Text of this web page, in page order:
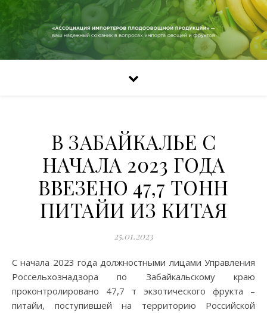
В ЗАБАЙКАЛЬЕ С
НАЧАЛА 2023 ГОДА
ВВЕЗЕНО 47,7 ТОНН
ПИТАЙИ ИЗ КИТАЯ
25.01.2023
С начала 2023 года должностными лицами Управления
Россельхознадзора по Забайкальскому краю
проконтролировано 47,7 т экзотического фрукта –
питайи, поступившей на территорию Российской